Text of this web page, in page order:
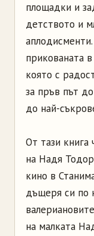
площадки и
детството и
прикованата
която с
за пръв път
до най-
От тази книга
на Надя
кино в
дъщеря си по
на малката